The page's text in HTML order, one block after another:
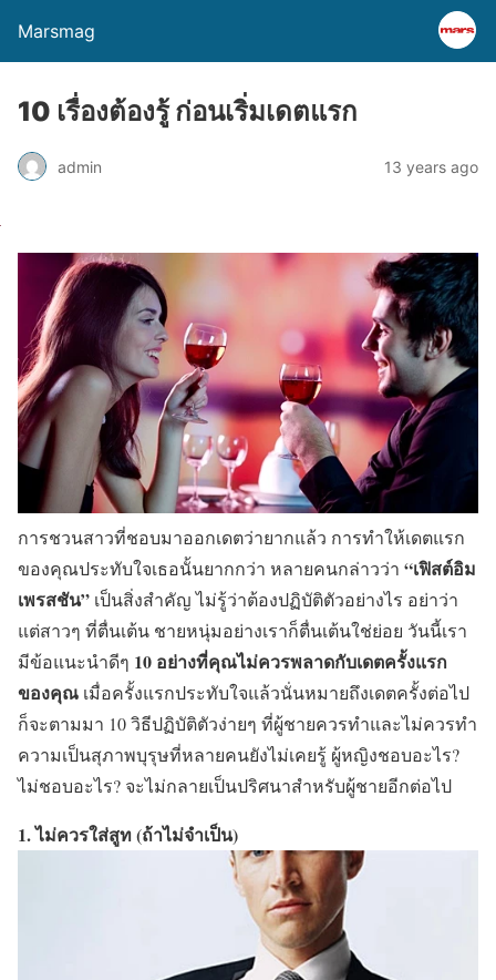
Marsmag
10 เรื่องต้องรู้ ก่อนเริ่มเดตแรก
admin 13 years ago
การชวนสาวที่ชอบมาออกเดตว่ายากแล้ว การทำให้เดตแรก
ของคุณประทับใจเธอนั้นยากกว่า หลายคนกล่าวว่า “เฟิสต์อิม
เพรสชัน” เป็นสิ่งสำคัญ ไม่รู้ว่าต้องปฏิบัติตัวอย่างไร อย่าว่า
แต่สาวๆ ที่ตื่นเต้น ชายหนุ่มอย่างเราก็ตื่นเต้นใช่ย่อย วันนี้เรา
มีข้อแนะนำดีๆ 10 อย่างที่คุณไม่ควรพลาดกับเดตครั้งแรก
ของคุณ เมื่อครั้งแรกประทับใจแล้วนั่นหมายถึงเดตครั้งต่อไป
ก็จะตามมา 10 วิธีปฏิบัติตัวง่ายๆ ที่ผู้ชายควรทำและไม่ควรทำ
ความเป็นสุภาพบุรุษที่หลายคนยังไม่เคยรู้ ผู้หญิงชอบอะไร?
ไม่ชอบอะไร? จะไม่กลายเป็นปริศนาสำหรับผู้ชายอีกต่อไป
1. ไม่ควรใส่สูท (ถ้าไม่จำเป็น)